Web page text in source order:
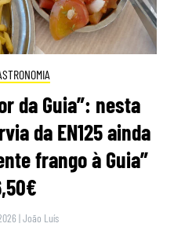
da Guia”: nesta
da EN125 ainda
frango à Guia”
|João Luís